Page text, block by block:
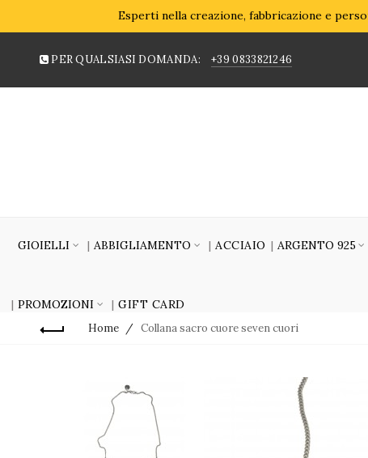
Esperti nella creazione, fabbricazione e
PER QUALSIASI DOMANDA: +39 0833821246
GIOIELLI ABBIGLIAMENTO ACCIAIO ARGENTO 925
PROMOZIONI GIFT CARD
Home Collana sacro cuore seven cuori